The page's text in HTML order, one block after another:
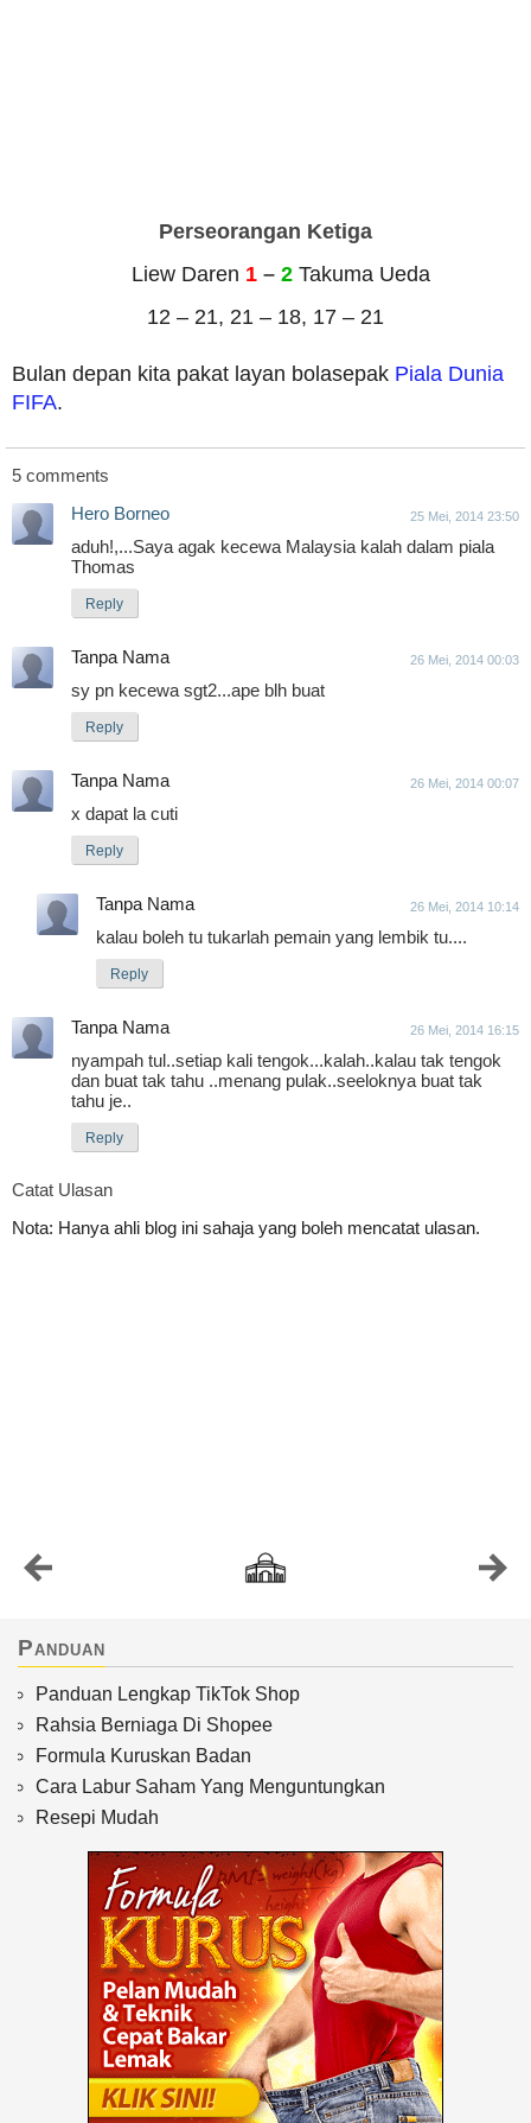
Perseorangan Ketiga
Liew Daren 1 – 2 Takuma Ueda
12 – 21, 21 – 18, 17 – 21
Bulan depan kita pakat layan bolasepak Piala Dunia
FIFA.
5 comments
Hero Borneo
25 Mei, 2014 23:50
aduh!,...Saya agak kecewa Malaysia kalah dalam piala
Thomas
Reply
Tanpa Nama 26 Mei, 2014 00:03
sy pn kecewa sgt2...ape blh buat
Reply
Tanpa Nama 26 Mei, 2014 00:07
x dapat la cuti
Reply
Tanpa Nama 26 Mei, 2014 10:14
kalau boleh tu tukarlah pemain yang lembik tu....
Reply
Tanpa Nama 26 Mei, 2014 16:15
nyampah tul..setiap kali tengok...kalah..kalau tak tengok
dan buat tak tahu ..menang pulak..seeloknya buat tak
tahu je..
Reply
Catat Ulasan
Nota: Hanya ahli blog ini sahaja yang boleh mencatat ulasan.
Panduan
Panduan Lengkap TikTok Shop
Rahsia Berniaga Di Shopee
Formula Kuruskan Badan
Cara Labur Saham Yang Menguntungkan
Resepi Mudah